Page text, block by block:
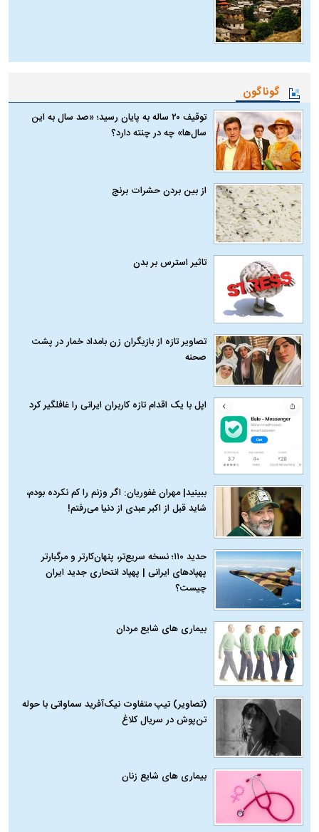
گوناگون
توقیف ۲۰ ساله به پایان رسید؛ «صد سال به این
سال‌ها» چه در چنته دارد؟
از بین بردن حشرات برنج
تاثیر استرس بر بدن
تصاویر تازه از بازیگران زن بامداد خمار در پشت
صحنه
اپل با یک اقدام تازه کاربران ایرانی را غافلگیر کرد
ببینید| مهران غفوریان: اگر وزنم را کم نکرده بودم،
شاید قبل از اکبر عبدی از دنیا می‌رفتم!
حدید ۱۱۰؛ نسخه سریع‌تر، پنهان‌کارتر و مرگبارتر
پهپادهای ایرانی | پهپاد انتحاری جدید ایران
چیست؟
بیماری‌ های شایع مردان
(تصاویر) تیپ متفاوت نیک‌آفرید سماواتی با حوله
تن‌پوش در سریال کلاغ
بیماری‌ های شایع زنان